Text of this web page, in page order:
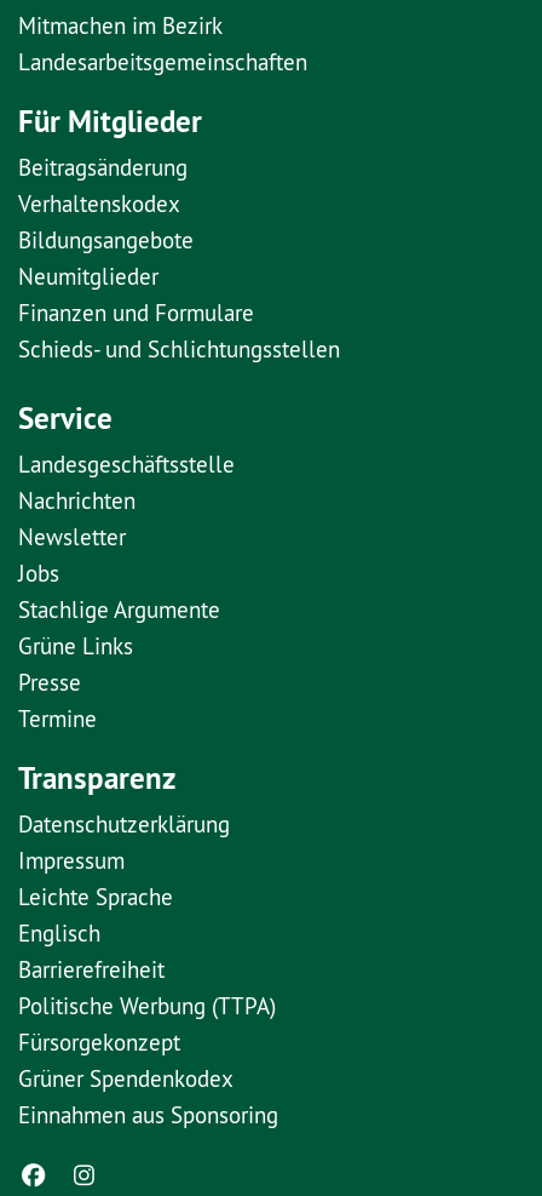
Mitmachen im Bezirk
Landesarbeitsgemeinschaften
Für Mitglieder
Beitragsänderung
Verhaltenskodex
Bildungsangebote
Neumitglieder
Finanzen und Formulare
Schieds- und Schlichtungsstellen
Service
Landesgeschäftsstelle
Nachrichten
Newsletter
Jobs
Stachlige Argumente
Grüne Links
Presse
Termine
Transparenz
Datenschutzerklärung
Impressum
Leichte Sprache
Englisch
Barrierefreiheit
Politische Werbung (TTPA)
Fürsorgekonzept
Grüner Spendenkodex
Einnahmen aus Sponsoring